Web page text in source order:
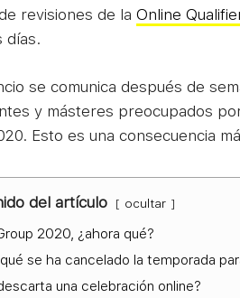
revisiones de la Online
días.
se comunica después de
y másteres preocupados
Esto es una consecuencia
del artículo ocultar
2020, ¿ahora qué?
se ha cancelado la temporada
una celebración online?